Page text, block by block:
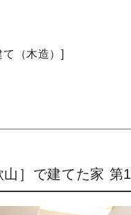
て（木造）]
］で建てた家 第